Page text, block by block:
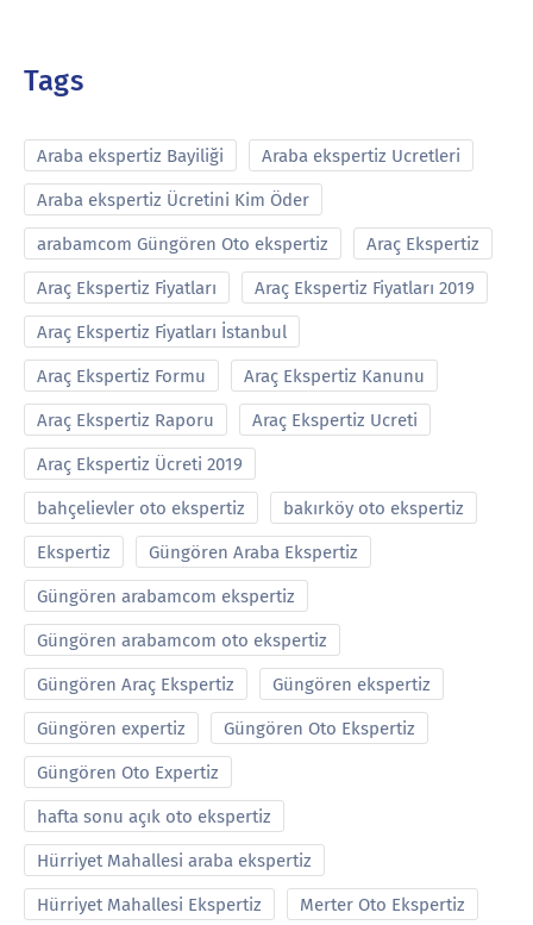
Tags
Araba ekspertiz Bayiliği Araba ekspertiz Ucretleri
Araba ekspertiz Ücretini Kim Öder
arabamcom Güngören Oto ekspertiz Araç Ekspertiz
Araç Ekspertiz Fiyatları Araç Ekspertiz Fiyatları 2019
Araç Ekspertiz Fiyatları İstanbul
Araç Ekspertiz Formu Araç Ekspertiz Kanunu
Araç Ekspertiz Raporu Araç Ekspertiz Ucreti
Araç Ekspertiz Ücreti 2019
bahçelievler oto ekspertiz bakırköy oto ekspertiz
Ekspertiz Güngören Araba Ekspertiz
Güngören arabamcom ekspertiz
Güngören arabamcom oto ekspertiz
Güngören Araç Ekspertiz Güngören ekspertiz
Güngören expertiz Güngören Oto Ekspertiz
Güngören Oto Expertiz
hafta sonu açık oto ekspertiz
Hürriyet Mahallesi araba ekspertiz
Hürriyet Mahallesi Ekspertiz Merter Oto Ekspertiz